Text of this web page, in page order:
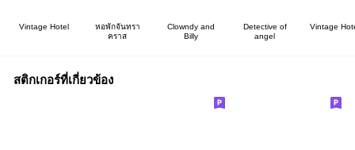
Vintage Hotel
หอพักจันทรา
คราส
Clowndy and
Billy
Detective of
angel
Vintage
สติกเกอร์ที่เกี่ยวข้อง